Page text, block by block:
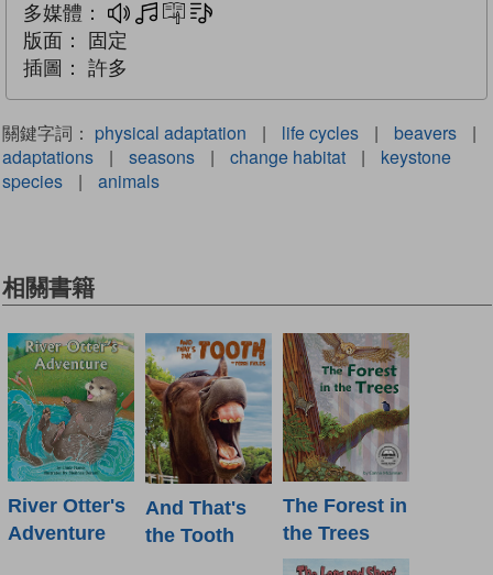
多媒體： 多媒體互動練習
版面：
固定
插圖：
許多
關鍵字詞： physical adaptation | life cycles | beavers
|
adaptations
| seasons | change habitat |
keystone
species
| animals
相關書籍
River Otter's
Adventure
And That's
the Tooth
The Forest in
the Trees